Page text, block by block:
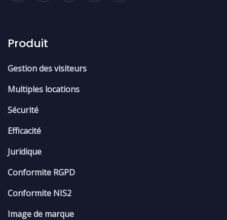
Produit
Gestion des visiteurs
Multiples locations
Sécurité
Efficacité
Juridique
Conformite RGPD
Conformite NIS2
Image de marque